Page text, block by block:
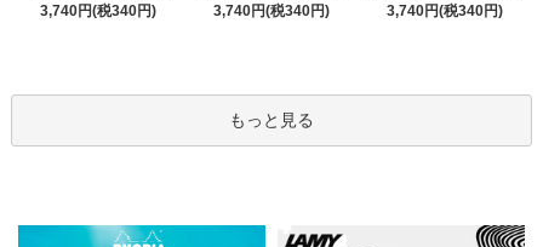
3,740円(税340円)
3,740円(税340円)
3,740円(税340円)
もっと見る